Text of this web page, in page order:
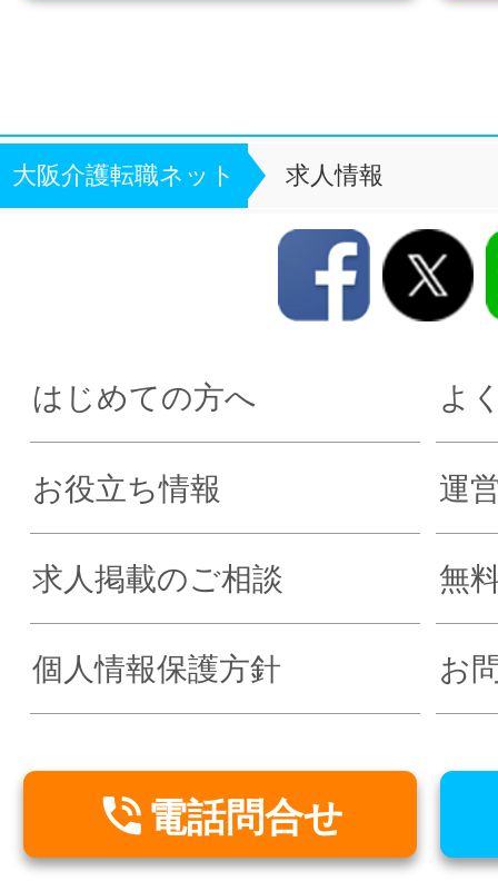
大阪介護転職ネット 求人情報
はじめての方へ よ
お役立ち情報 運
求人掲載のご相談 無
個人情報保護方針 お
 電話問合せ